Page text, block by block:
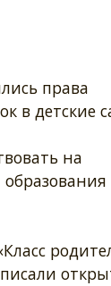
права
в детские
на